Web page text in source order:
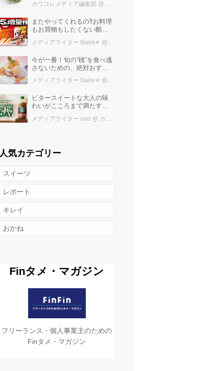
カワコレメディア編集部 @ カワコレメディア編集部
またやってくれるの⁈お料理
もお買物もしたくない酷暑
けば増量中！！
メディアライター Naire✴︎ @ カワコレメディア編集部
今が一番！旬の”桃”を食べ逃
さないための、絶対おすす
メディアライター Naire✴︎ @ カワコレメディア編集部
ビタースイートな大人の味
わいがこころまで満たす
COFFEE OF THE DAY カフ
メディアライター nao @ カワコレメディア編集部
人気カテゴリー
スイーツ
レポート
キレイ
おかね
Finタメ・マガジン
フリーランス・個人事業主のための
Finタメ・マガジン